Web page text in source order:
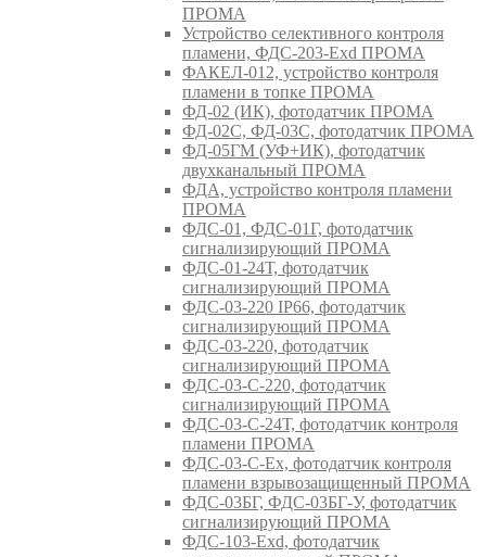
ПРОМА
Устройство селективного контроля
пламени, ФДС-203-Exd ПРОМА
ФАКЕЛ-012, устройство контроля
пламени в топке ПРОМА
ФД-02 (ИК), фотодатчик ПРОМА
ФД-02С, ФД-03С, фотодатчик ПРОМА
ФД-05ГМ (УФ+ИК), фотодатчик
двухканальный ПРОМА
ФДА, устройство контроля пламени
ПРОМА
ФДС-01, ФДС-01Г, фотодатчик
сигнализирующий ПРОМА
ФДС-01-24Т, фотодатчик
сигнализирующий ПРОМА
ФДС-03-220 IP66, фотодатчик
сигнализирующий ПРОМА
ФДС-03-220, фотодатчик
сигнализирующий ПРОМА
ФДС-03-С-220, фотодатчик
сигнализирующий ПРОМА
ФДС-03-С-24Т, фотодатчик контроля
пламени ПРОМА
ФДС-03-С-Ex, фотодатчик контроля
пламени взрывозащищенный ПРОМА
ФДС-03БГ, ФДС-03БГ-У, фотодатчик
сигнализирующий ПРОМА
ФДС-103-Ехd, фотодатчик